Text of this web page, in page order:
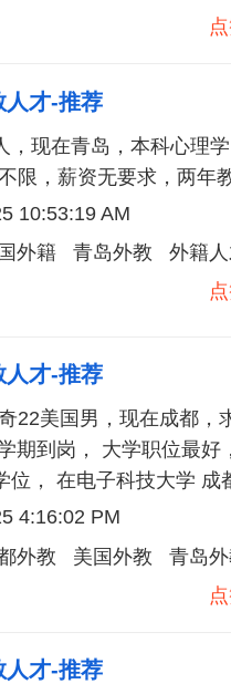
人才-推荐
，现在青岛，本科心理
限，薪资无要求，两年
10:53:19 AM
外籍 青岛外教 外籍
人才-推荐
22美国男，现在成都
期到岗， 大学职位最
位， 在电子科技大学 成
大学教学经验 ， 学术英
4:16:02 PM
外教 美国外教 青岛
人才-推荐